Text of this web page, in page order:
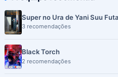
Super no Ura de Yani Suu
3 recomendações
Black Torch
2 recomendações